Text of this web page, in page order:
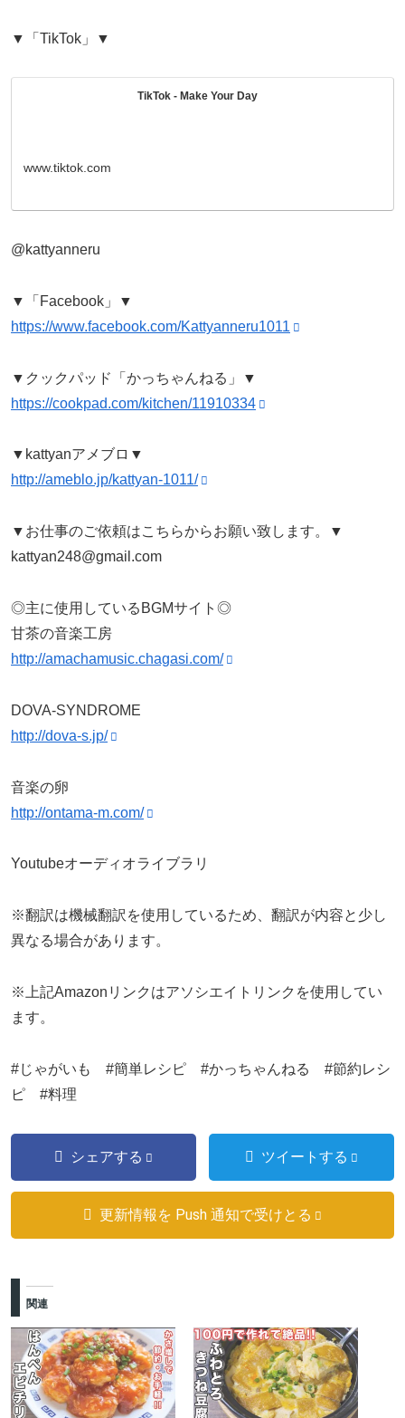
▼「TikTok」▼
TikTok - Make Your Day
www.tiktok.com
@kattyanneru
▼「Facebook」▼
https://www.facebook.com/Kattyanneru1011
▼クックパッド「かっちゃんねる」▼
https://cookpad.com/kitchen/11910334
▼kattyanアメブロ▼
http://ameblo.jp/kattyan-1011/
▼お仕事のご依頼はこちらからお願い致します。▼
kattyan248@gmail.com
◎主に使用しているBGMサイト◎
甘茶の音楽工房
http://amachamusic.chagasi.com/
DOVA-SYNDROME
http://dova-s.jp/
音楽の卵
http://ontama-m.com/
Youtubeオーディオライブラリ
※翻訳は機械翻訳を使用しているため、翻訳が内容と少し
異なる場合があります。
※上記Amazonリンクはアソシエイトリンクを使用してい
ます。
#じゃがいも #簡単レシピ #かっちゃんねる #節約レシ
ピ #料理
シェアする ツイートする
更新情報を Push 通知で受けとる
関連